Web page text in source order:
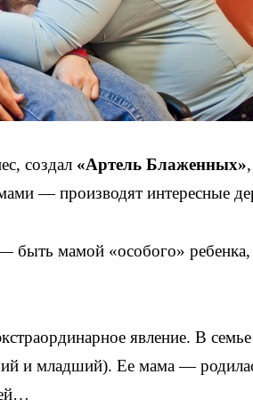
создал «Артель Блаженных»
— производят интересные
быть мамой «особого»
явление. В
и младший). Ее мама —